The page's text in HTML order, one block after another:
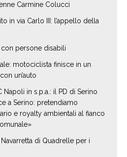
Carmine Colucci
in via Carlo III: l’appello della
con persone disabili
motociclista finisce in un
un’auto
in s.p.a.: il PD di Serino
a Serino: pretendiamo
e royalty ambientali al fianco
di Quadrelle per i